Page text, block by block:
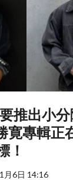
推出小
寛專輯正
！
月6日 14:16